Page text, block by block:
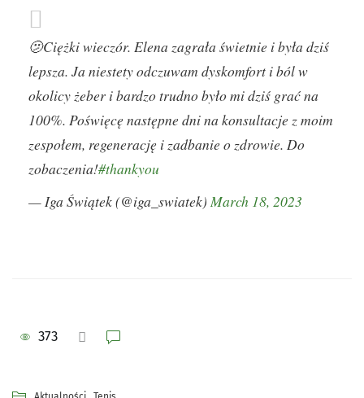
🫤Ciężki wieczór. Elena zagrała świetnie i była dziś
lepsza. Ja niestety odczuwam dyskomfort i ból w
okolicy żeber i bardzo trudno było mi dziś grać na
100%. Poświęcę następne dni na konsultacje z moim
zespołem, regenerację i zadbanie o zdrowie. Do
zobaczenia!#thankyou
— Iga Świątek (@iga_swiatek) March 18, 2023
373